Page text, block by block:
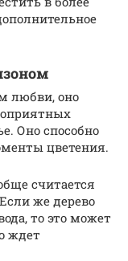
любви, оно
Оно способно
цветения.
считается
же дерево
то это может
ждет